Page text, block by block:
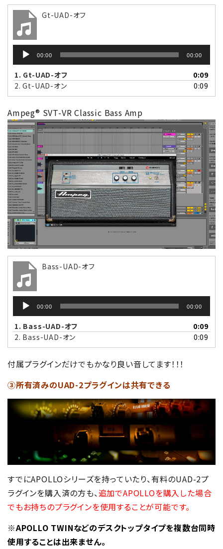
Gt-UAD-オフ
レ
ー
ー
00:00 00:00
1. Gt-UAD-オフ
0:09
2.Gt-UAD-オン 0:09
Ampeg® SVT-VR Classic Bass Amp
Bass-UAD-オフ
レ
ー
ー
00:00 00:00
1. Bass-UAD-オフ
0:09
2. Bass-UAD-オン 0:09
付属プラグインだけでもかなり良い音してます！！！
③所有済みのUAD-2プラグインは共有できる
すでにAPOLLOシリーズを持っていたり、有料のUAD-2プ
ラグインを購入済の方も、追加でAPOLLOを購入した場合
でもお持ちのプラグインを使用することが可能です。
※APOLLO TWINなどのデスクトップタイプを複数台同時
使用することは出来ません。